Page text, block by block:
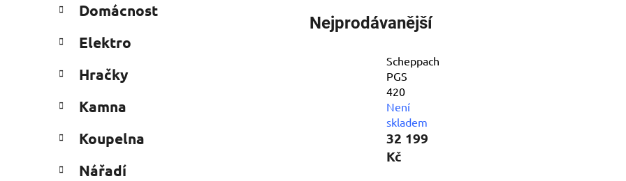
n
í
a
e
e
o
i
Domácnost
Elektro
Hračky
Kamna
Koupelna
Nářadí
Nejprodávanější
Scheppach
PGS
420
Není
skladem
32 199
Kč